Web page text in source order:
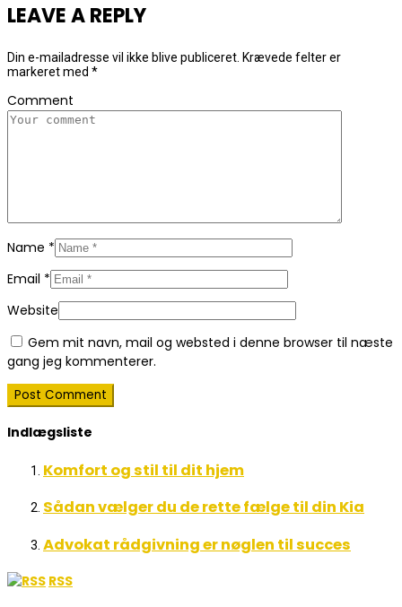
LEAVE A REPLY
Din e-mailadresse vil ikke blive publiceret. Krævede felter er
markeret med *
Comment
Name *
Email *
Website
Gem mit navn, mail og websted i denne browser til næste
gang jeg kommenterer.
Indlægsliste
Komfort og stil til dit hjem
Sådan vælger du de rette fælge til din Kia
Advokat rådgivning er nøglen til succes
RSS